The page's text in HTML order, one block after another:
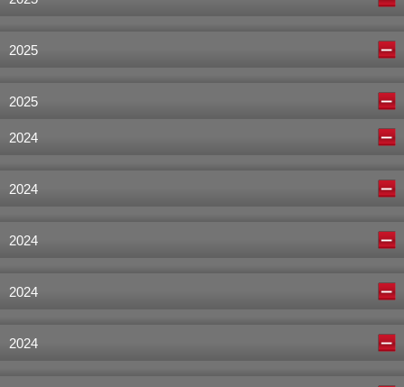
2025
2025
2024
2024
2024
2024
2024